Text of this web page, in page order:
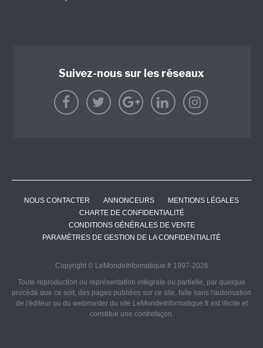
Suivez-nous sur les réseaux
NOUS CONTACTER ANNONCEURS
MENTIONS LÉGALES
CHARTE DE CONFIDENTIALITÉ
CONDITIONS GÉNÉRALES DE VENTE
PARAMÈTRES DE GESTION DE LA CONFIDENTIALITÉ
Copyright © LeMondeInformatique.fr 1997-2026
Toute reproduction ou représentation intégrale ou partielle, par quelque
procédé que ce soit, des pages publiées sur ce site, faite sans l'autorisation
de l'éditeur ou du webmaster du site LeMondeInformatique.fr est illicite et
constitue une contrefaçon.